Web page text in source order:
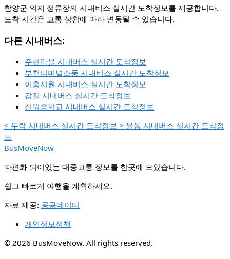
함양군 의지 정류장의 시내버스 실시간 도착정보를 제공합니다.
도착 시간은 교통 상황에 따라 변동될 수 있습니다.
다른 시내버스:
주현마을 시내버스 실시간 도착정보
부천터미널소풍 시내버스 실시간 도착정보
이흥서원 시내버스 실시간 도착정보
갑길 시내버스 실시간 도착정보
신원중학교 시내버스 실시간 도착정보
< 두락 시내버스 실시간 도착정보 > 율동 시내버스 실시간 도착정
보
BusMoveNow
파편화 되어있는 대중교통 정보를 한곳에 모았습니다.
쉽고 빠르게 여행을 계획하세요.
자료 제공: 공공데이터
개인정보정책
© 2026 BusMoveNow. All rights reserved.